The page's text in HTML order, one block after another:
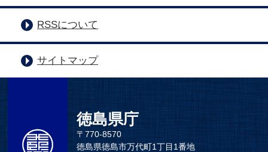
RSSについて
サイトマップ
徳島県庁
〒770-8570
徳島県徳島市万代町1丁目1番地